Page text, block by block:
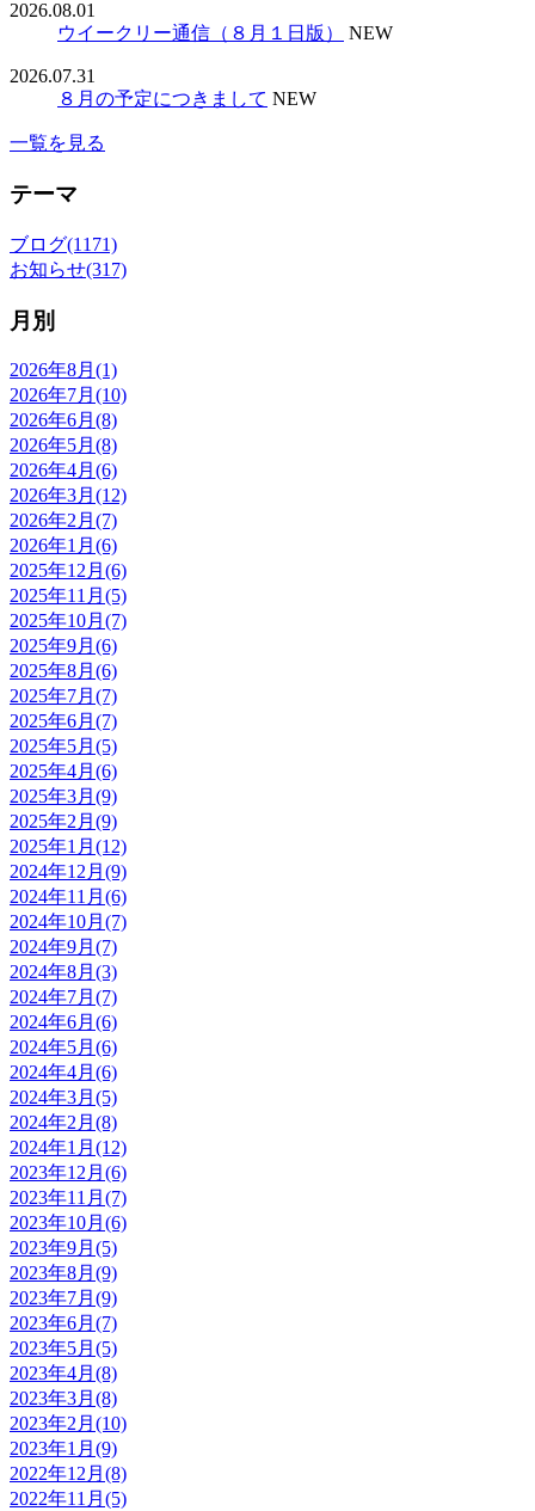
2026.08.01
ウイークリー通信（８月１日版）
NEW
2026.07.31
８月の予定につきまして NEW
一覧を見る
テーマ
ブログ(1171)
お知らせ(317)
月別
2026年8月(1)
2026年7月(10)
2026年6月(8)
2026年5月(8)
2026年4月(6)
2026年3月(12)
2026年2月(7)
2026年1月(6)
2025年12月(6)
2025年11月(5)
2025年10月(7)
2025年9月(6)
2025年8月(6)
2025年7月(7)
2025年6月(7)
2025年5月(5)
2025年4月(6)
2025年3月(9)
2025年2月(9)
2025年1月(12)
2024年12月(9)
2024年11月(6)
2024年10月(7)
2024年9月(7)
2024年8月(3)
2024年7月(7)
2024年6月(6)
2024年5月(6)
2024年4月(6)
2024年3月(5)
2024年2月(8)
2024年1月(12)
2023年12月(6)
2023年11月(7)
2023年10月(6)
2023年9月(5)
2023年8月(9)
2023年7月(9)
2023年6月(7)
2023年5月(5)
2023年4月(8)
2023年3月(8)
2023年2月(10)
2023年1月(9)
2022年12月(8)
2022年11月(5)